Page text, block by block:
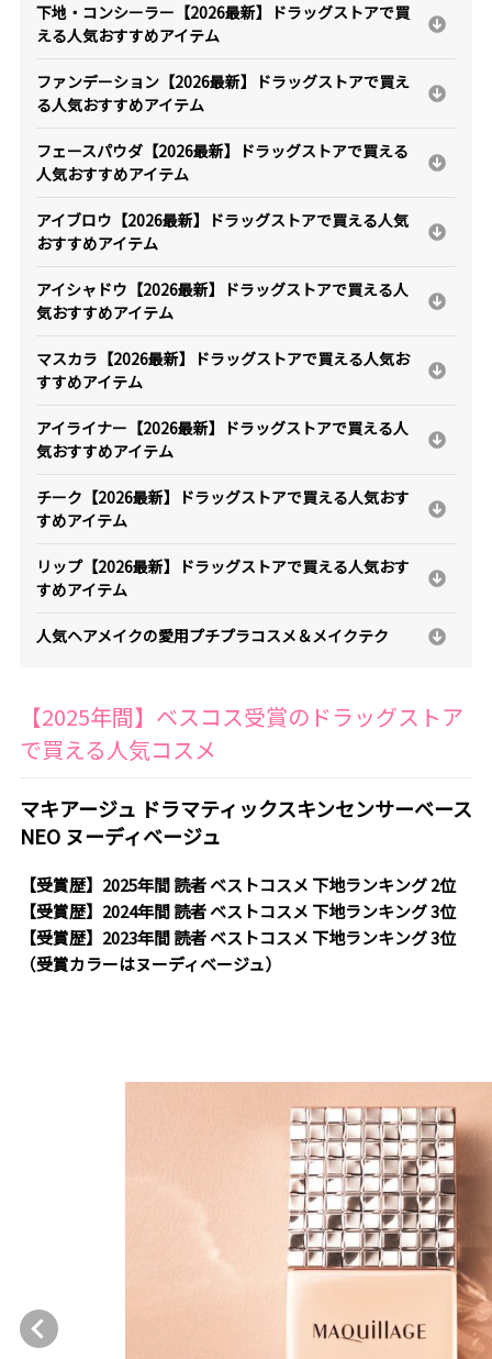
下地・コンシーラー【2026最新】ドラッグストアで買
える人気おすすめアイテム
ファンデーション【2026最新】ドラッグストアで買え
る人気おすすめアイテム
フェースパウダ【2026最新】ドラッグストアで買える
人気おすすめアイテム
アイブロウ【2026最新】ドラッグストアで買える人気
おすすめアイテム
アイシャドウ【2026最新】ドラッグストアで買える人
気おすすめアイテム
マスカラ【2026最新】ドラッグストアで買える人気お
すすめアイテム
アイライナー【2026最新】ドラッグストアで買える人
気おすすめアイテム
チーク【2026最新】ドラッグストアで買える人気おす
すめアイテム
リップ【2026最新】ドラッグストアで買える人気おす
すめアイテム
人気ヘアメイクの愛用プチプラコスメ＆メイクテク
【2025年間】ベスコス受賞のドラッグストア
で買える人気コスメ
マキアージュ ドラマティックスキンセンサーベース
NEO ヌーディベージュ
【受賞歴】2025年間 読者 ベストコスメ 下地ランキング 2位
【受賞歴】2024年間 読者 ベストコスメ 下地ランキング 3位
【受賞歴】2023年間 読者 ベストコスメ 下地ランキング 3位
（受賞カラーはヌーディベージュ）